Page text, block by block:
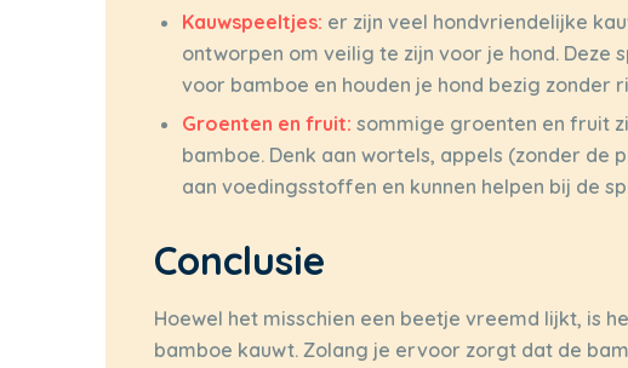
Kauwspeeltjes: er zijn veel hondvriendelijke
ontworpen om veilig te zijn voor je hond. Deze
voor bamboe en houden je hond bezig zonder
Groenten en fruit: sommige groenten en fruit
bamboe. Denk aan wortels, appels (zonder de
aan voedingsstoffen en kunnen helpen bij de
Conclusie
Hoewel het misschien een beetje vreemd lijkt, is
bamboe kauwt. Zolang je ervoor zorgt dat de